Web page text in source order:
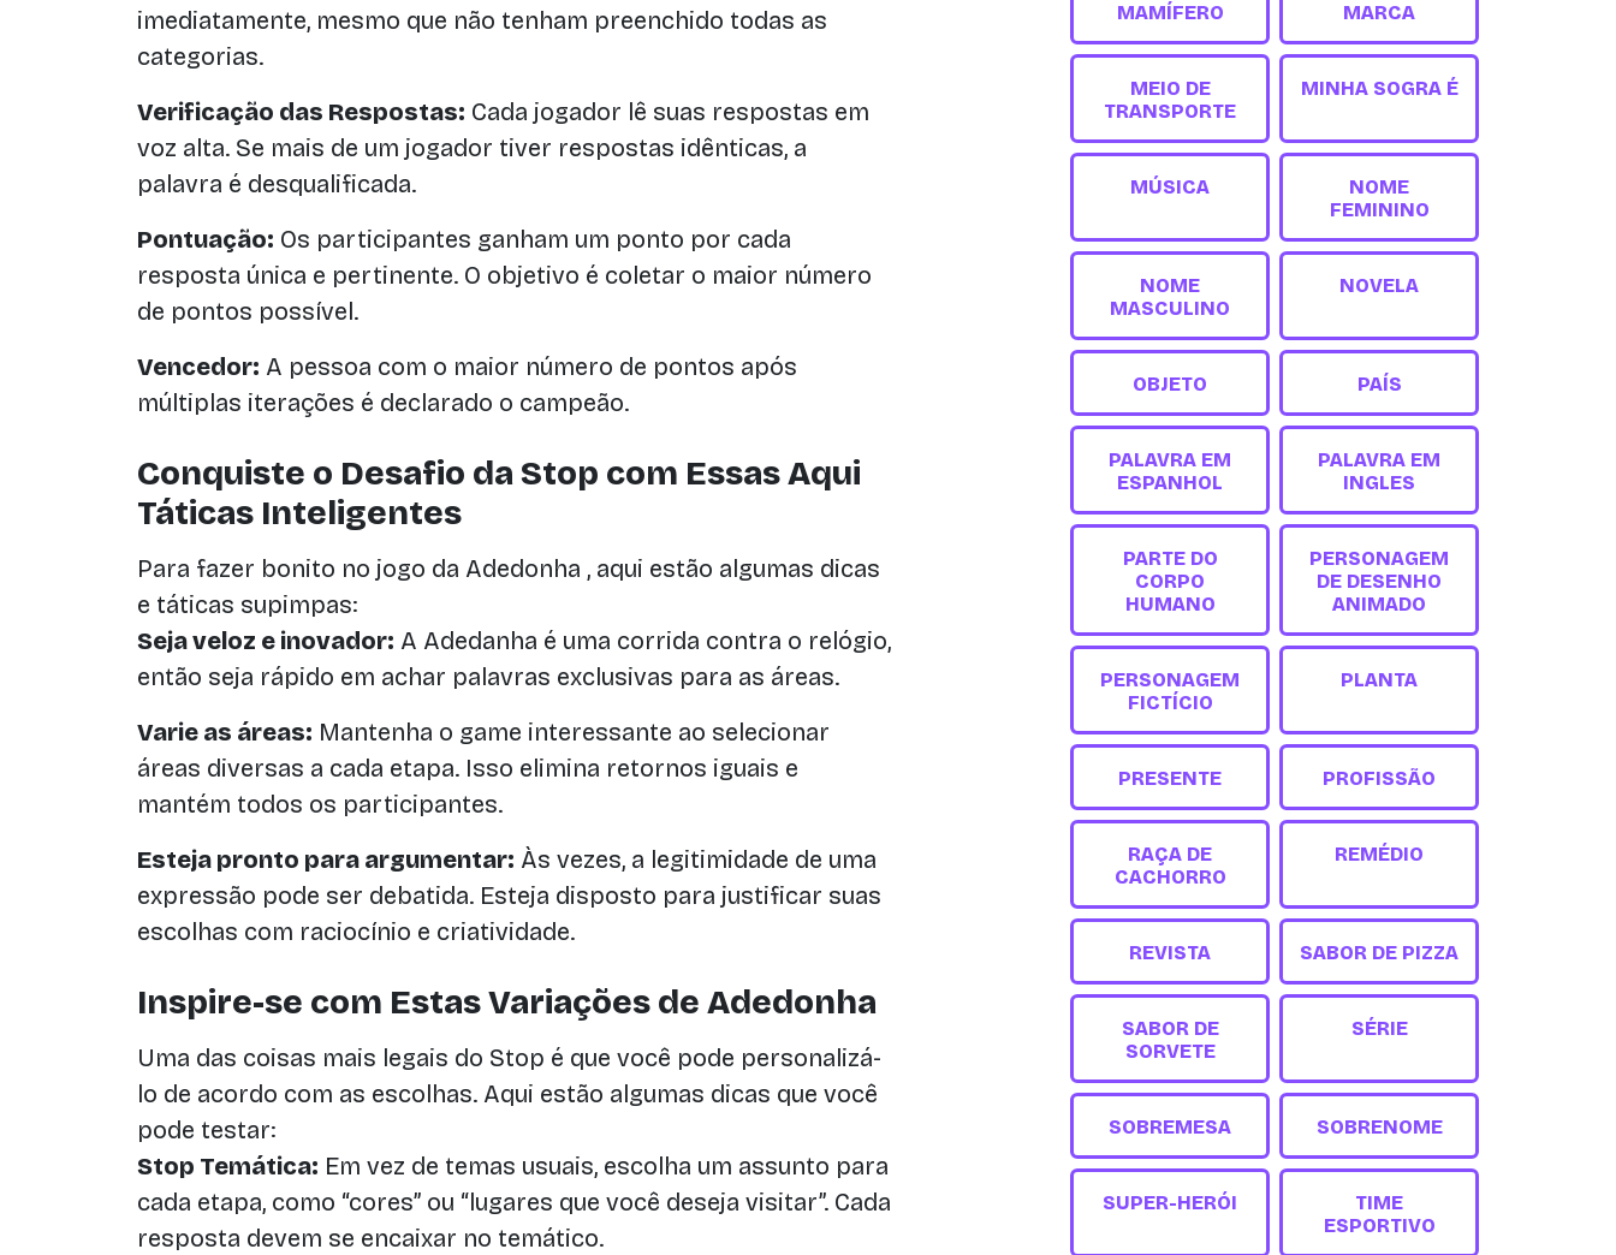
imediatamente, mesmo que não tenham preenchido todas as
categorias.
Verificação das Respostas: Cada jogador lê suas respostas em
voz alta. Se mais de um jogador tiver respostas idênticas, a
palavra é desqualificada.
Pontuação: Os participantes ganham um ponto por cada
resposta única e pertinente. O objetivo é coletar o maior número
de pontos possível.
Vencedor: A pessoa com o maior número de pontos após
múltiplas iterações é declarado o campeão.
Conquiste o Desafio da Stop com Essas Aqui
Táticas Inteligentes
Para fazer bonito no jogo da Adedonha , aqui estão algumas dicas
e táticas supimpas:
Seja veloz e inovador: A Adedanha é uma corrida contra o relógio,
então seja rápido em achar palavras exclusivas para as áreas.
Varie as áreas: Mantenha o game interessante ao selecionar
áreas diversas a cada etapa. Isso elimina retornos iguais e
mantém todos os participantes.
Esteja pronto para argumentar: Às vezes, a legitimidade de uma
expressão pode ser debatida. Esteja disposto para justificar suas
escolhas com raciocínio e criatividade.
Inspire-se com Estas Variações de Adedonha
Uma das coisas mais legais do Stop é que você pode personalizá-
lo de acordo com as escolhas. Aqui estão algumas dicas que você
pode testar:
Stop Temática: Em vez de temas usuais, escolha um assunto para
cada etapa, como “cores” ou “lugares que você deseja visitar”. Cada
resposta devem se encaixar no temático.
MAMÍFERO MARCA
MEIO DE
TRANSPORTE
MINHA SOGRA É
MÚSICA
NOME
FEMININO
NOME
MASCULINO
NOVELA
OBJETO PAÍS
PALAVRA EM
ESPANHOL
PALAVRA EM
INGLES
PARTE DO
CORPO
HUMANO
PERSONAGEM
DE DESENHO
ANIMADO
PERSONAGEM
FICTÍCIO
PLANTA
PRESENTE PROFISSÃO
RAÇA DE
CACHORRO
REMÉDIO
REVISTA SABOR DE PIZZA
SABOR DE
SORVETE
SÉRIE
SOBREMESA SOBRENOME
SUPER-HERÓI
TIME
ESPORTIVO